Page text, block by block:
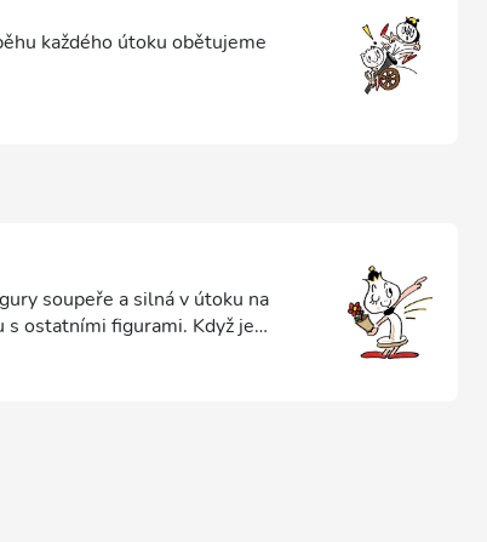
každého útoku obětujeme
soupeře a silná v útoku na
ostatními figurami. Když je
za mat. Hlavní kombinační